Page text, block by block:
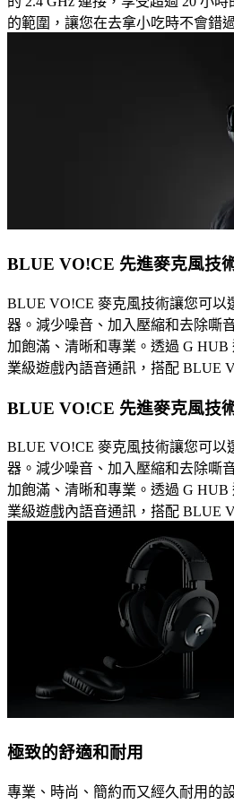
的範圍，讓您在去拿小吃時不會錯
BLUE VO!CE 先進麥克風技
BLUE VO!CE 麥克風技術讓您可以
器。減少噪音、加入壓縮和去除嘶
加飽滿、清晰和專業。透過 G
業級遊戲內語音通訊，搭配 BLUE
BLUE VO!CE 先進麥克風技
BLUE VO!CE 麥克風技術讓您可以
器。減少噪音、加入壓縮和去除嘶
加飽滿、清晰和專業。透過 G
業級遊戲內語音通訊，搭配 BLUE
極致的舒適和耐用
專業、時尚、簡約而又經久耐用的